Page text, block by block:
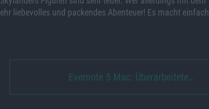
liebevolles und packendes Abenteuer! Es macht einfach
Evernote 5 Mac: Überarbeitete…